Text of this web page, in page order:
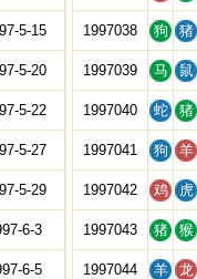
5-15
5-20
5-22
5-27
5-29
6-3
6-5
1997038 狗 猪
1997039 马 鼠
1997040 蛇 猪
1997041 狗 羊
1997042 鸡 虎
1997043 猪 猴
1997044 羊 龙